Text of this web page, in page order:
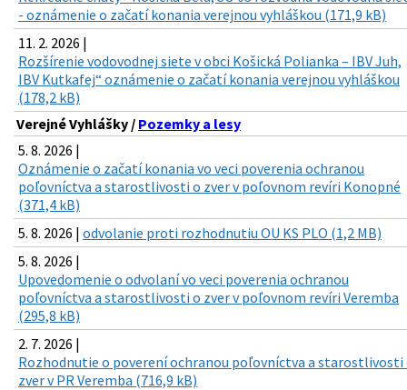
- oznámenie o začatí konania verejnou vyhláškou (171,9 kB)
11. 2. 2026 |
Rozšírenie vodovodnej siete v obci Košická Polianka – IBV Juh,
IBV Kutkafej“ oznámenie o začatí konania verejnou vyhláškou
(178,2 kB)
Verejné Vyhlášky / Pozemky a lesy
5. 8. 2026 |
Oznámenie o začatí konania vo veci poverenia ochranou
poľovníctva a starostlivosti o zver v poľovnom revíri Konopné
(371,4 kB)
5. 8. 2026 | odvolanie proti rozhodnutiu OU KS PLO (1,2 MB)
5. 8. 2026 |
Upovedomenie o odvolaní vo veci poverenia ochranou
poľovníctva a starostlivosti o zver v poľovnom revíri Veremba
(295,8 kB)
2. 7. 2026 |
Rozhodnutie o poverení ochranou poľovníctva a starostlivosti
zver v PR Veremba (716,9 kB)